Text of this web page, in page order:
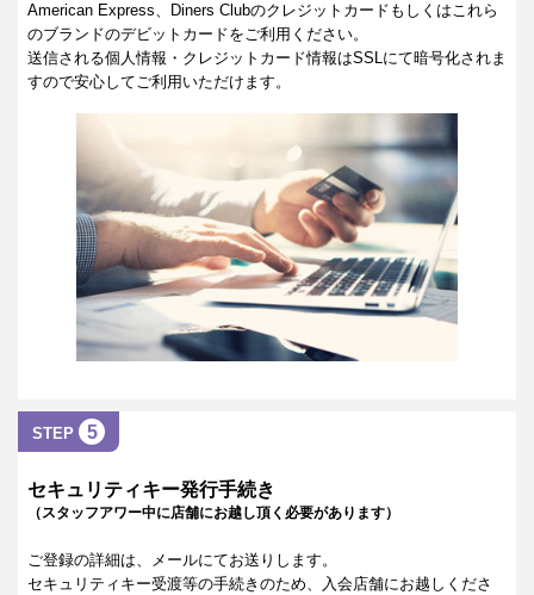
American Express、Diners Clubのクレジットカードもしくはこれら
のブランドのデビットカードをご利用ください。
送信される個人情報・クレジットカード情報はSSLにて暗号化されま
すので安心してご利用いただけます。
STEP 5
セキュリティキー発行手続き
（スタッフアワー中に店舗にお越し頂く必要があります）
ご登録の詳細は、メールにてお送りします。
セキュリティキー受渡等の手続きのため、入会店舗にお越しくださ